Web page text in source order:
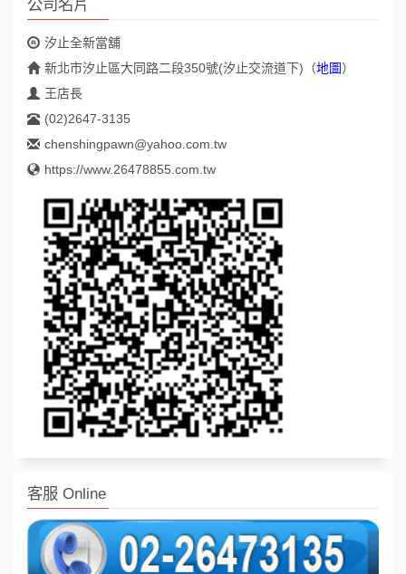
公司名片
汐止全新當舖
新北市汐止區大同路二段350號(汐止交流道下) （地圖）
王店長
(02)2647-3135
chenshingpawn@yahoo.com.tw
https://www.26478855.com.tw
客服 Online